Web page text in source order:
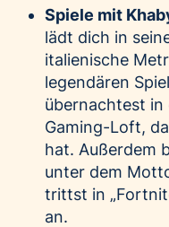
Spiele mit
lädt dich in
italienische
legendären
übernachtest in
Gaming-Loft,
hat. Außerdem
unter dem
trittst in
an.